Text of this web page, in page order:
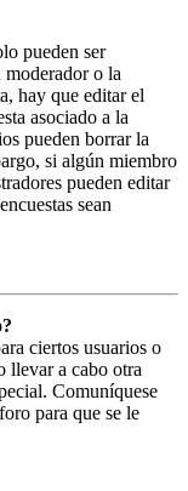
pueden ser
o la
hay que editar el
asociado a la
pueden borrar la
si algún miembro
pueden editar
sean
ciertos usuarios o
llevar a cabo otra
Comuníquese
para que se le